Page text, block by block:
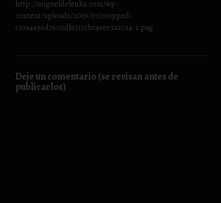
http://migueldeleuka.com/wp-
content/uploads/2019/07/cropped-
c19a4a56d76c0dfe3171bc4eee3aa7a4-1.png
Deje un comentario (se revisan antes de
publicarlos)